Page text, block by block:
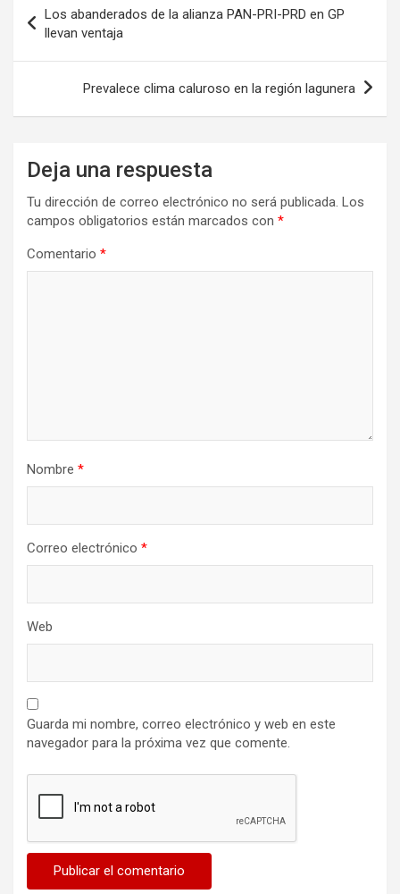
de
entradas
Los abanderados de la alianza PAN-PRI-PRD en GP
llevan ventaja
Prevalece clima caluroso en la región lagunera
Deja una respuesta
Tu dirección de correo electrónico no será publicada. Los
campos obligatorios están marcados con *
Comentario *
Nombre *
Correo electrónico *
Web
Guarda mi nombre, correo electrónico y web en este
navegador para la próxima vez que comente.